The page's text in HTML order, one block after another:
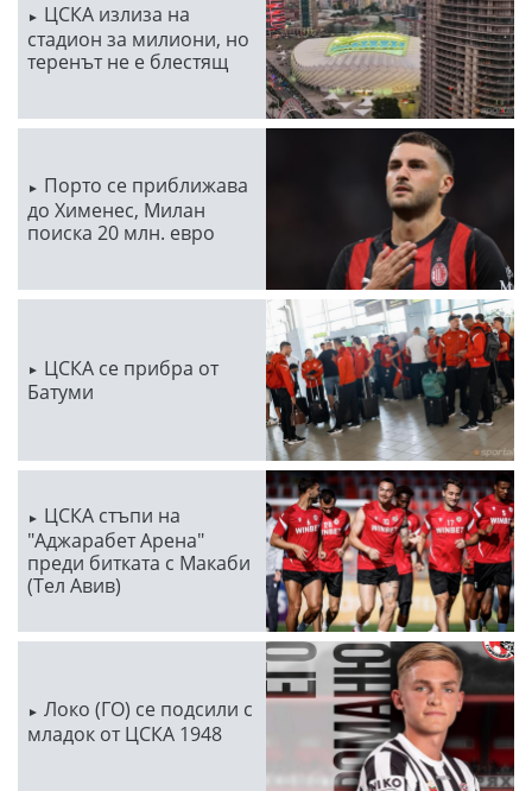
ЦСКА излиза на
стадион за милиони, но
теренът не е блестящ
Порто се приближава
до Хименес, Милан
поиска 20 млн. евро
ЦСКА се прибра от
Батуми
ЦСКА стъпи на
"Аджарабет Арена"
преди битката с Макаби
(Тел Авив)
Локо (ГО) се подсили с
младок от ЦСКА 1948